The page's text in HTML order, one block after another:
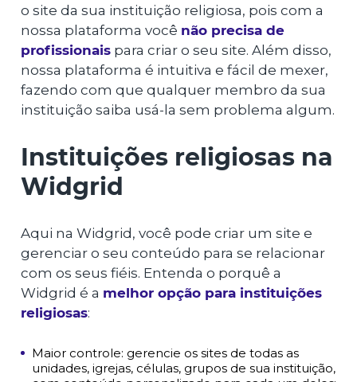
o site da sua instituição religiosa, pois com a
nossa plataforma você não precisa de
profissionais para criar o seu site. Além disso,
nossa plataforma é intuitiva e fácil de mexer,
fazendo com que qualquer membro da sua
instituição saiba usá-la sem problema algum.
Instituições religiosas na
Widgrid
Aqui na Widgrid, você pode criar um site e
gerenciar o seu conteúdo para se relacionar
com os seus fiéis. Entenda o porquê a
Widgrid é a melhor opção para instituições
religiosas:
Maior controle: gerencie os sites de todas as
unidades, igrejas, células, grupos de sua instituição,